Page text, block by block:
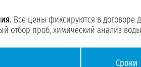
Все цены фиксируются в договоре
проб, химический анализ воды
Сроки